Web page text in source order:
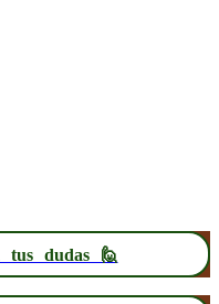
tus dudas 🙋